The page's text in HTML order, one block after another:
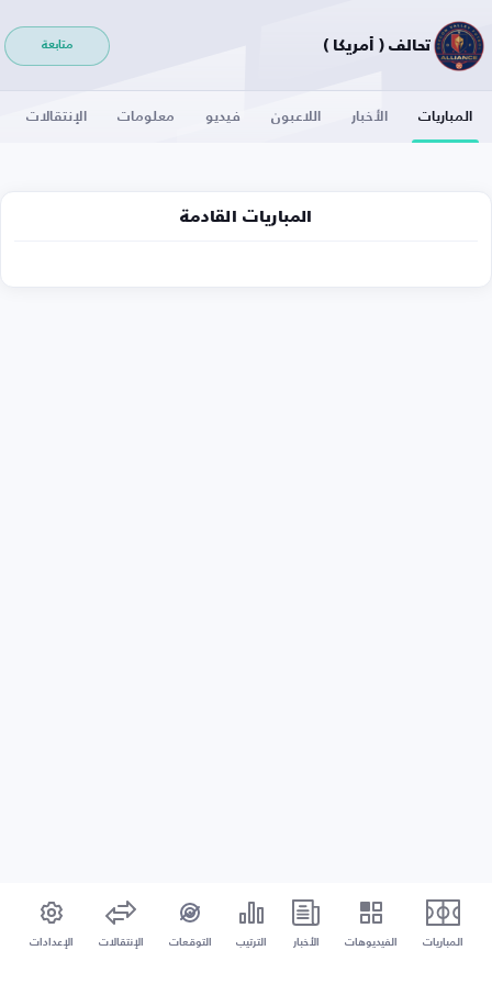
تحالف ( أمريكا ) متابعة
المباريات الأخبار اللاعبون فيديو معلومات الإنتقالات
المباريات القادمة
المباريات الفيديوهات الأخبار الترتيب التوقعات الإنتقالات الإعدادات